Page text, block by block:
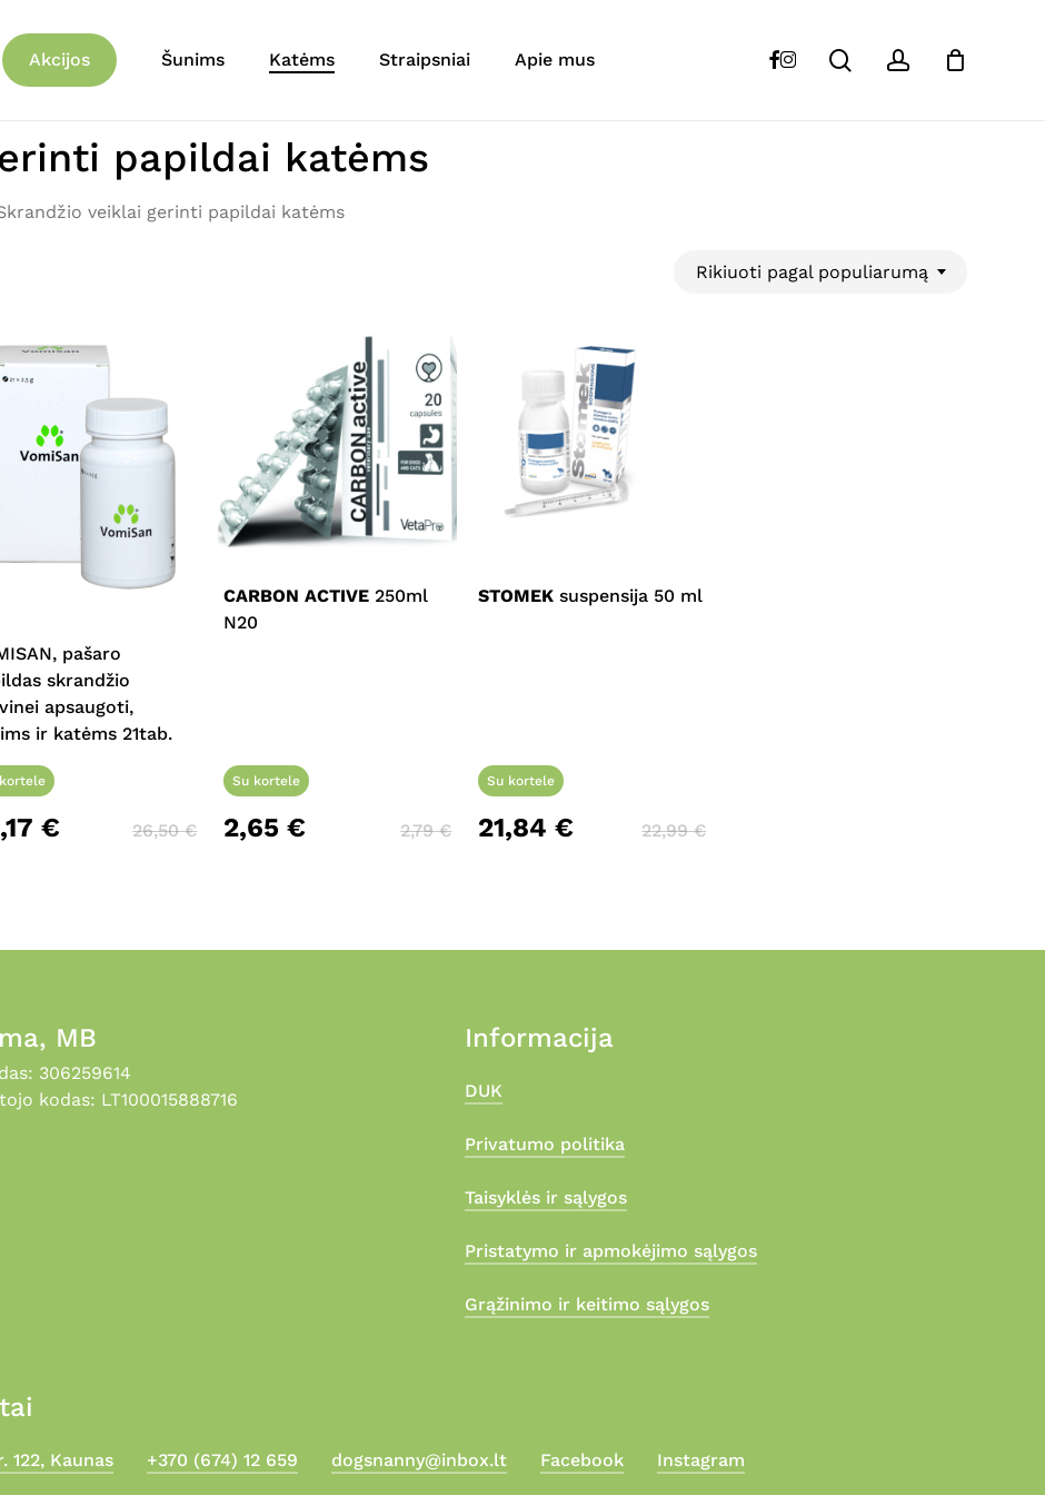
Akcijos Šunims Katėms Straipsniai Apie mus facebook
instagram searchaccount
Suma:
papildai katėms
veiklai gerinti papildai katėms
Rikiuoti pagal populiarumą
pašaro
skrandžio
apsaugoti,
ir katėms 21tab.
€ 26,50€
CARBON ACTIVE 250ml
N20
Su kortele
2,65€ 2,79€
STOMEK suspensija 50 ml
Su kortele
21,84€ 22,99€
MB
306259614
kodas: LT100015888716
Informacija
DUK
Privatumo politika
Taisyklės ir sąlygos
Pristatymo ir apmokėjimo sąlygos
Grąžinimo ir keitimo sąlygos
122, Kaunas +370 (674) 12 659 dogsnanny@inbox.lt Facebook Instagram